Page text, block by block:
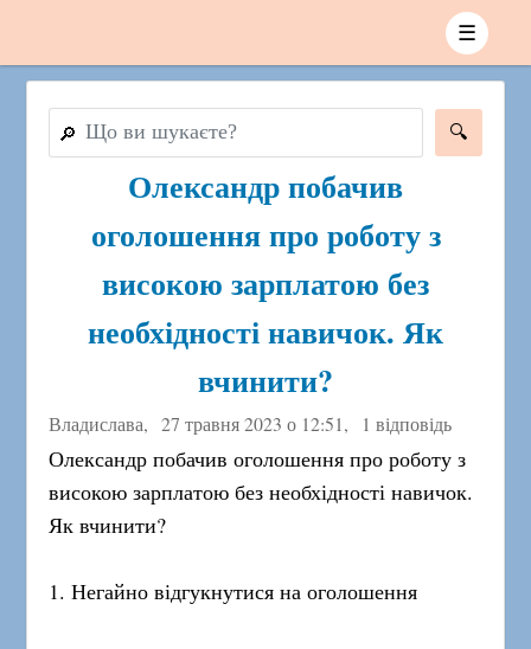
☰
🔎
Олександр побачив
оголошення про роботу з
високою зарплатою без
необхідності навичок. Як
вчинити?
Владислава, 27 травня 2023 о 12:51, 1 відповідь
Олександр побачив оголошення про роботу з
високою зарплатою без необхідності навичок.
Як вчинити?
1. Негайно відгукнутися на оголошення